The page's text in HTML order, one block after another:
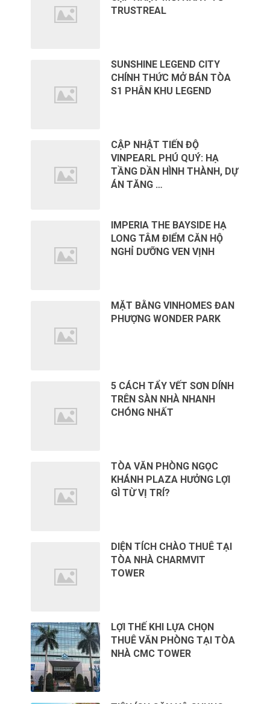
TRUSTREAL
SUNSHINE LEGEND CITY
CHÍNH THỨC MỞ BÁN TÒA
S1 PHÂN KHU LEGEND
CẬP NHẬT TIẾN ĐỘ
VINPEARL PHÚ QUÝ: HẠ
TẦNG DẦN HÌNH THÀNH, DỰ
ÁN TĂNG …
IMPERIA THE BAYSIDE HẠ
LONG TÂM ĐIỂM CĂN HỘ
NGHỈ DƯỠNG VEN VỊNH
MẶT BẰNG VINHOMES ĐAN
PHƯỢNG WONDER PARK
5 CÁCH TẨY VẾT SƠN DÍNH
TRÊN SÀN NHÀ NHANH
CHÓNG NHẤT
TÒA VĂN PHÒNG NGỌC
KHÁNH PLAZA HƯỞNG LỢI
GÌ TỪ VỊ TRÍ?
DIỆN TÍCH CHÀO THUÊ TẠI
TÒA NHÀ CHARMVIT
TOWER
LỢI THẾ KHI LỰA CHỌN
THUÊ VĂN PHÒNG TẠI TÒA
NHÀ CMC TOWER